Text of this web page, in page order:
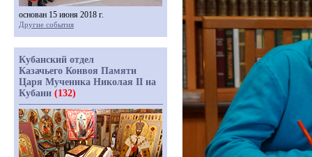
основан 15 июня 2018 г.
Другие события
Кубанский отдел
Казачьего Конвоя Памяти
Царя Мученика Николая II на
Кубани (132)